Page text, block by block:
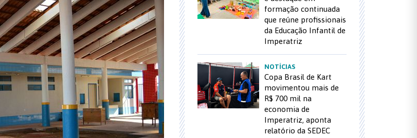
formação continuada
que reúne profissionais
da Educação Infantil de
Imperatriz
NOTÍCIAS
Copa Brasil de Kart
movimentou mais de
R$ 700 mil na
economia de
Imperatriz, aponta
relatório da SEDEC